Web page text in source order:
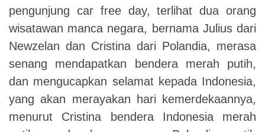
pengunjung car free day, terlihat dua orang
wisatawan manca negara, bernama Julius dari
Newzelan dan Cristina dari Polandia, merasa
senang mendapatkan bendera merah putih,
dan mengucapkan selamat kepada Indonesia,
yang akan merayakan hari kemerdekaannya,
menurut Cristina bendera Indonesia merah